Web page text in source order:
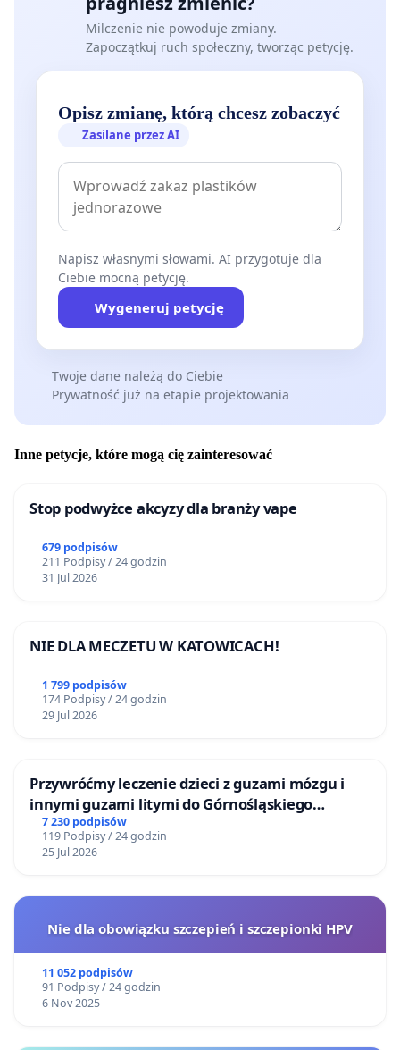
Milczenie nie powoduje zmiany.
Zapoczątkuj ruch społeczny, tworząc petycję.
Opisz zmianę, którą chcesz zobaczyć
Zasilane przez AI
Napisz własnymi słowami. AI przygotuje dla
Ciebie mocną petycję.
Wygeneruj petycję
Twoje dane należą do Ciebie
Prywatność już na etapie projektowania
Inne petycje, które mogą cię zainteresować
Stop podwyżce akcyzy dla branży vape
679 podpisów
211 Podpisy / 24 godzin
31 Jul 2026
NIE DLA MECZETU W KATOWICACH!
1 799 podpisów
174 Podpisy / 24 godzin
29 Jul 2026
Przywróćmy leczenie dzieci z guzami mózgu i
innymi guzami litymi do Górnośląskiego
Centrum Zdrowia Dziecka w Katowicach
7 230 podpisów
119 Podpisy / 24 godzin
25 Jul 2026
Nie dla obowiązku szczepień i szczepionki HPV
11 052 podpisów
91 Podpisy / 24 godzin
6 Nov 2025